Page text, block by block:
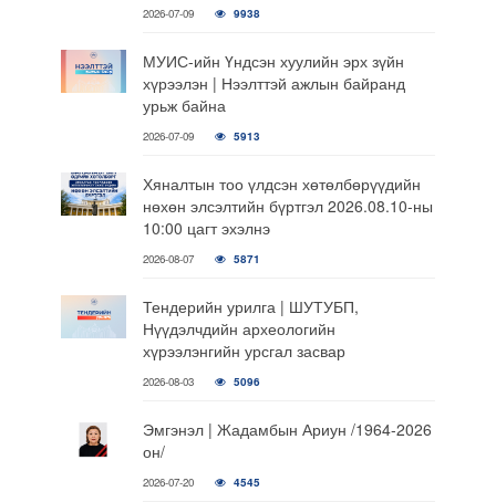
2026-07-09 9938
МУИС-ийн Үндсэн хуулийн эрх зүйн
хүрээлэн | Нээлттэй ажлын байранд
урьж байна
2026-07-09 5913
Хяналтын тоо үлдсэн хөтөлбөрүүдийн
нөхөн элсэлтийн бүртгэл 2026.08.10-ны
10:00 цагт эхэлнэ
2026-08-07 5871
Тендерийн урилга | ШУТУБП,
Нүүдэлчдийн археологийн
хүрээлэнгийн урсгал засвар
2026-08-03 5096
Эмгэнэл | Жадамбын Ариун /1964-2026
он/
2026-07-20 4545